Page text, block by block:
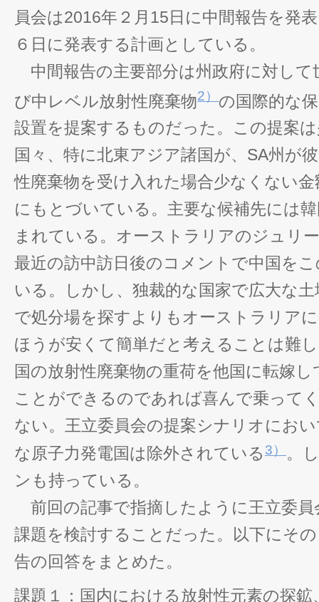
員会は2016年２月15日に中間報告を発
６日に発表する計画としている。
中間報告の主要部分は州政府に対して
び中レベル放射性廃棄物2） の国際的な
設置を提案するものだった。この提案
国々、特に北東アジア諸国が、SA州が
性廃棄物を受け入れた場合少なくない
にもとづいている。主要な候補先には
まれている。オーストラリアのジュリ
最近の訪中訪日後のコメントで中国を
いる。しかし、独裁的な国家で広大な
で処分場を探すよりもオーストラリア
ほうが安くて簡単だと考えることは難
国の放射性廃棄物の重荷を他国に転嫁
ことができるのであれば喜んで乗って
ない。王立委員会の提案シナリオにお
な原子力発電国は除外されている 3） 。
ンも持っている。
前回の記事で指摘したように王立委員
課題を検討することだった。以下にそ
告の回答をまとめた。
課題１：国内における放射性元素の探鉱